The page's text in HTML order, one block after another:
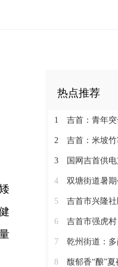
热点推荐
1 吉首：青年突击
2 吉首：米坡竹寨
3 国网吉首供电支公
4 双塘街道暑
5 吉首市兴隆社区
6 吉首市强虎村：“
7 乾州街道：多岗
8 馥郁香“酿”夏夜狂